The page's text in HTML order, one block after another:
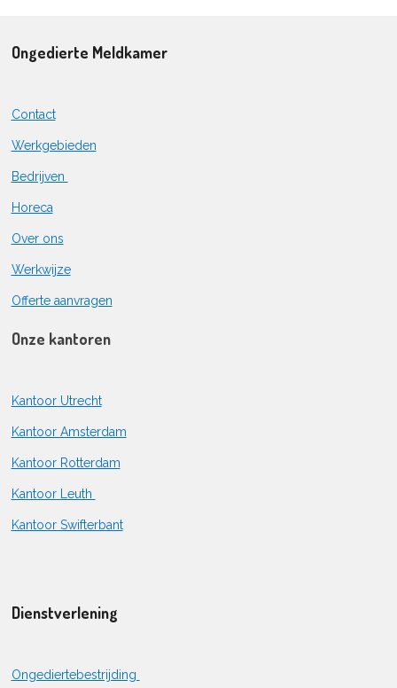
Ongedierte Meldkamer
Contact
Werkgebieden
Bedrijven
Horeca
Over ons
Werkwijze
Offerte aanvragen
Onze kantoren
Kantoor Utrecht
Kantoor Amsterdam
Kantoor Rotterdam
Kantoor Leuth
Kantoor Swifterbant
Dienstverlening
Ongediertebestrijding